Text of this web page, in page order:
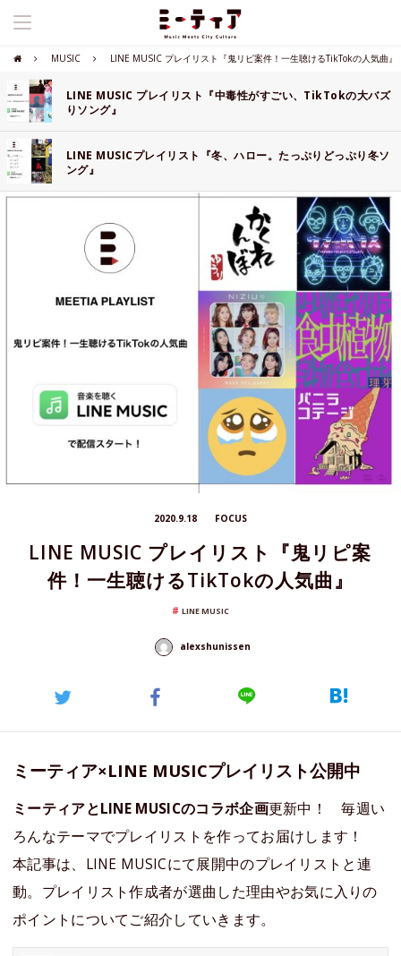
MUSIC LINE MUSIC プレイリスト『鬼リピ案件！一生聴けるTikTokの人気曲』
LINE MUSIC プレイリスト『中毒性がすごい、TikTokの大バズ
りソング』
LINE MUSICプレイリスト『冬、ハロー。たっぷりどっぷり冬ソ
ング』
2020.9.18 FOCUS
LINE MUSIC プレイリスト『鬼リピ案
件！一生聴けるTikTokの人気曲』
LINE MUSIC
alexshunissen
ミーティア×LINE MUSICプレイリスト公開中
ミーティアとLINE MUSICのコラボ企画更新中！ 毎週い
ろんなテーマでプレイリストを作ってお届けします！
本記事は、LINE MUSICにて展開中のプレイリストと連
動。プレイリスト作成者が選曲した理由やお気に入りの
ポイントについてご紹介していきます。